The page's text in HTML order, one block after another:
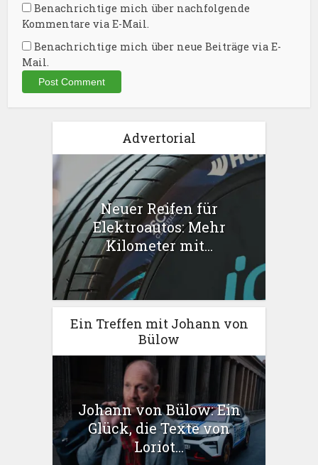
Benachrichtige mich über nachfolgende
Kommentare via E-Mail.
Benachrichtige mich über neue Beiträge via E-
Mail.
Advertorial
Neuer Reifen für
Elektroautos: Mehr
Kilometer mit...
Ein Treffen mit Johann von
Bülow
Johann von Bülow: Ein
Glück, die Texte von
Loriot...